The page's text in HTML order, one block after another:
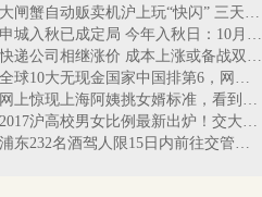
大闸蟹自动贩卖机沪上玩“快闪” 三天卖...
申城入秋已成定局 今年入秋日：10月11日
快递公司相继涨价 成本上涨或备战双十一？
全球10大无现金国家中国排第6，网友表示不服
网上惊现上海阿姨挑女婿标准，看到第4条...
2017沪高校男女比例最新出炉！交大和尚庙...
浦东232名酒驾人限15日内前往交管部门